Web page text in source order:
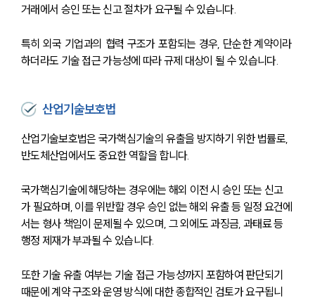
거래에서 승인 또는 신고 절차가 요구될 수 있습니다.
특히 외국 기업과의 협력 구조가 포함되는 경우, 단순한 계약이라
하더라도 기술 접근 가능성에 따라 규제 대상이 될 수 있습니다.
산업기술보호법
산업기술보호법은 국가핵심기술의 유출을 방지하기 위한 법률로,
반도체산업에서도 중요한 역할을 합니다.
국가핵심기술에 해당하는 경우에는 해외 이전 시 승인 또는 신고
가 필요하며, 이를 위반할 경우 승인 없는 해외 유출 등 일정 요건에
서는 형사 책임이 문제될 수 있으며, 그 외에도 과징금, 과태료 등
행정 제재가 부과될 수 있습니다.
또한 기술 유출 여부는 기술 접근 가능성까지 포함하여 판단되기
때문에 계약 구조와 운영 방식에 대한 종합적인 검토가 요구됩니